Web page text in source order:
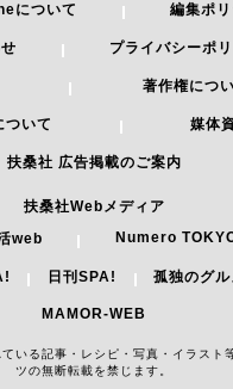
について 編集ポ
プライバシーポ
著作権につ
いて 媒体
扶桑社 広告掲載のご案内
扶桑社Webメディア
web
Numero
日刊SPA! 孤独のグル
MAMOR-WEB
いる記事・レシピ・写真・イラスト
ツの無断転載を禁じます。